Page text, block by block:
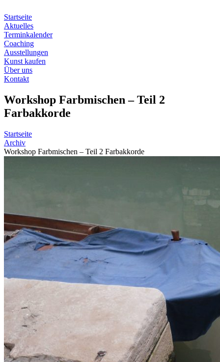
Inhalt
springen
Startseite
Aktuelles
Terminkalender
Coaching
Ausstellungen
Kunst kaufen
Über uns
Kontakt
Workshop Farbmischen – Teil 2
Farbakkorde
Startseite
Archiv
Workshop Farbmischen – Teil 2 Farbakkorde